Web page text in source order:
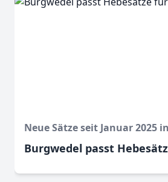
Neue Sätze seit Januar 2025
Burgwedel passt